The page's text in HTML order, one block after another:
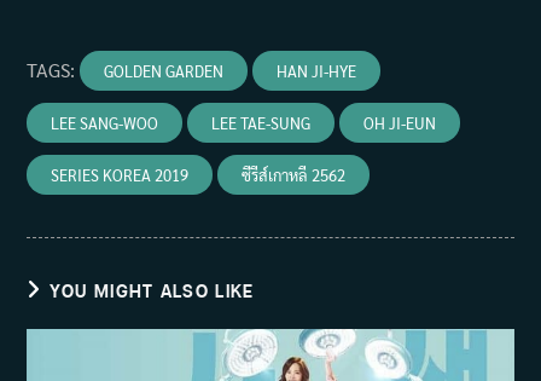
TAGS: GOLDEN GARDEN HAN JI-HYE
LEE SANG-WOO LEE TAE-SUNG OH JI-EUN
SERIES KOREA 2019 ซีรีส์เกาหลี 2562
YOU MIGHT ALSO LIKE